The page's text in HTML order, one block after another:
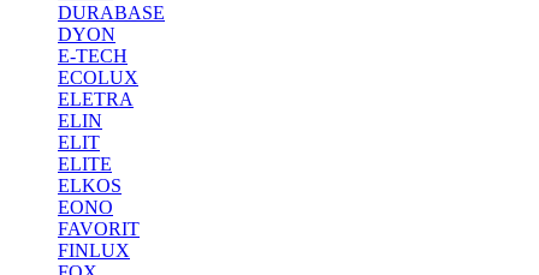
DURABASE
DYON
E-TECH
ECOLUX
ELETRA
ELIN
ELIT
ELITE
ELKOS
EONO
FAVORIT
FINLUX